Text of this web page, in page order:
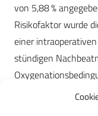
von 5,88 %
Risikofaktor wurde
einer intraoperativen
stündigen
Calcaneusfrakturen